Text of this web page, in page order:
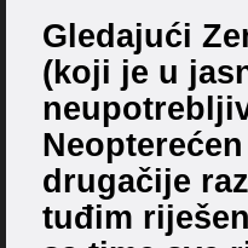
Gledajući
(koji je u
drugačije
tuđim